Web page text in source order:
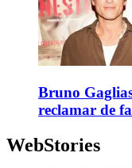
Bruno
reclamar de
WebStories